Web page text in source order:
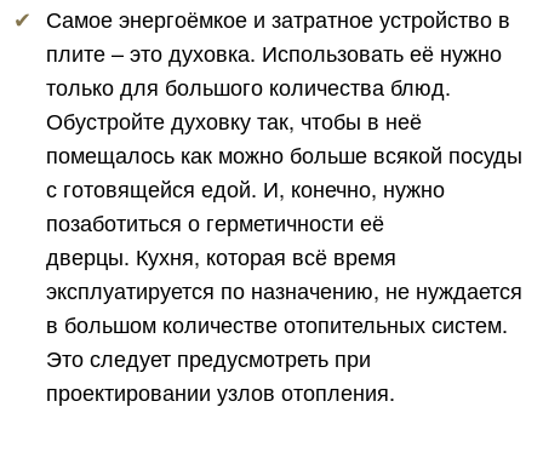
Самое энергоёмкое и затратное устройство в
плите – это духовка. Использовать её нужно
только для большого количества блюд.
Обустройте духовку так, чтобы в неё
помещалось как можно больше всякой посуды
с готовящейся едой. И, конечно, нужно
позаботиться о герметичности её
дверцы. Кухня, которая всё время
эксплуатируется по назначению, не нуждается
в большом количестве отопительных систем.
Это следует предусмотреть при
проектировании узлов отопления.